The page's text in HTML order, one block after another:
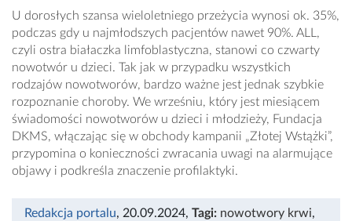
U dorosłych szansa wieloletniego przeżycia wynosi ok. 35%,
podczas gdy u najmłodszych pacjentów nawet 90%. ALL,
czyli ostra białaczka limfoblastyczna, stanowi co czwarty
nowotwór u dzieci. Tak jak w przypadku wszystkich
rodzajów nowotworów, bardzo ważne jest jednak szybkie
rozpoznanie choroby. We wrześniu, który jest miesiącem
świadomości nowotworów u dzieci i młodzieży, Fundacja
DKMS, włączając się w obchody kampanii „Złotej Wstążki”,
przypomina o konieczności zwracania uwagi na alarmujące
objawy i podkreśla znaczenie profilaktyki.
Redakcja portalu, 20.09.2024, Tagi: nowotwory krwi,